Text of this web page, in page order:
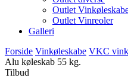
Outlet
Outlet Vinreoler
Galleri
Forside Vinkøleskabe VKC
Alu køleskab 55 kg.
Tilbud